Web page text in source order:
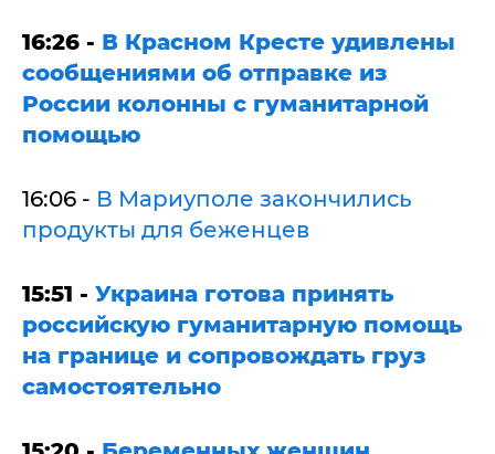
16:26 - В Красном Кресте удивлены
сообщениями об отправке из
России колонны с гуманитарной
помощью
16:06 - В Мариуполе закончились
продукты для беженцев
15:51 - Украина готова принять
российскую гуманитарную помощь
на границе и сопровождать груз
самостоятельно